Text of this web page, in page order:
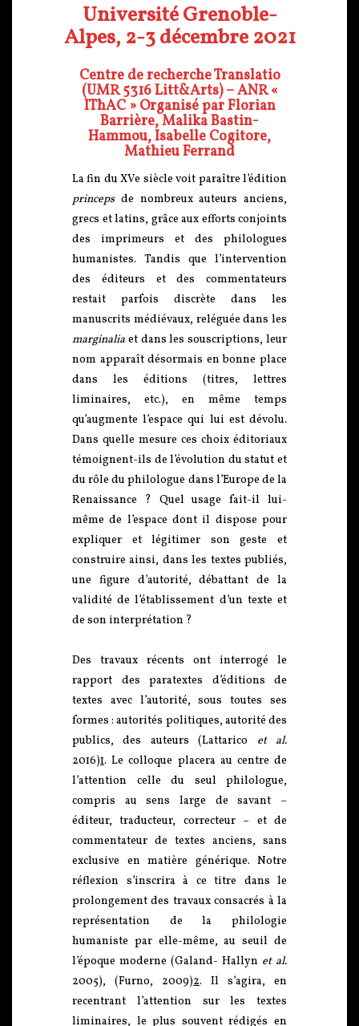
Université Grenoble-
Alpes, 2-3 décembre 2021
Centre de recherche Translatio
(UMR 5316 Litt&Arts) – ANR «
IThAC » Organisé par Florian
Barrière, Malika Bastin-
Hammou, Isabelle Cogitore,
Mathieu Ferrand
La fin du XVe siècle voit paraître l’édition
princepsde nombreux auteurs anciens,
grecs et latins, grâce aux efforts conjoints
des imprimeurs et des philologues
humanistes. Tandis que l’intervention
des éditeurs et des commentateurs
restait parfois discrète dans les
manuscrits médiévaux, reléguée dans les
marginalia et dans les souscriptions, leur
nom apparaît désormais en bonne place
dans les éditions (titres, lettres
liminaires, etc.), en même temps
qu’augmente l’espace qui lui est dévolu.
Dans quelle mesure ces choix éditoriaux
témoignent-ils de l’évolution du statut et
du rôle du philologue dans l’Europe de la
Renaissance ? Quel usage fait-il lui-
même de l’espace dont il dispose pour
expliquer et légitimer son geste et
construire ainsi, dans les textes publiés,
une figure d’autorité, débattant de la
validité de l’établissement d’un texte et
de son interprétation ?
Des travaux récents ont interrogé le
rapport des paratextes d’éditions de
textes avec l’autorité, sous toutes ses
formes : autorités politiques, autorité des
publics, des auteurs (Lattarico et al.
2016)1. Le colloque placera au centre de
l’attention celle du seul philologue,
compris au sens large de savant –
éditeur, traducteur, correcteur – et de
commentateur de textes anciens, sans
exclusive en matière générique. Notre
réflexion s’inscrira à ce titre dans le
prolongement des travaux consacrés à la
représentation de la philologie
humaniste par elle-même, au seuil de
l’époque moderne (Galand- Hallyn et al.
2005), (Furno, 2009)2. Il s’agira, en
recentrant l’attention sur les textes
liminaires, le plus souvent rédigés en